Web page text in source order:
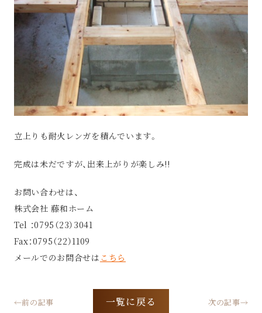
立上りも耐火レンガを積んでいます。
完成は未だですが、出来上がりが楽しみ!!
お問い合わせは、
株式会社 藤和ホーム
Tel ：0795（23）3041
Fax：0795（22）1109
メールでのお問合せは こちら
一覧に戻る
←前の記事 次の記事→